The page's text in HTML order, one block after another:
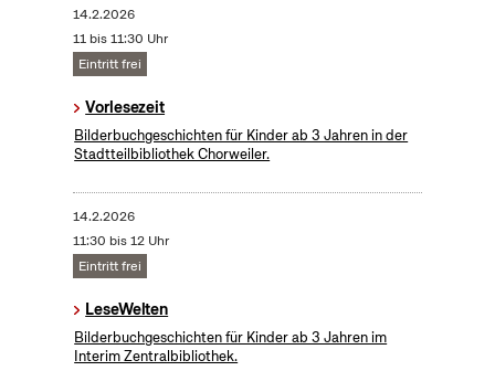
14.2.2026
11 bis 11:30 Uhr
Eintritt frei
Vorlesezeit
Bilderbuchgeschichten für Kinder ab 3 Jahren in der
Stadtteilbibliothek Chorweiler.
14.2.2026
11:30 bis 12 Uhr
Eintritt frei
LeseWelten
Bilderbuchgeschichten für Kinder ab 3 Jahren im
Interim Zentralbibliothek.